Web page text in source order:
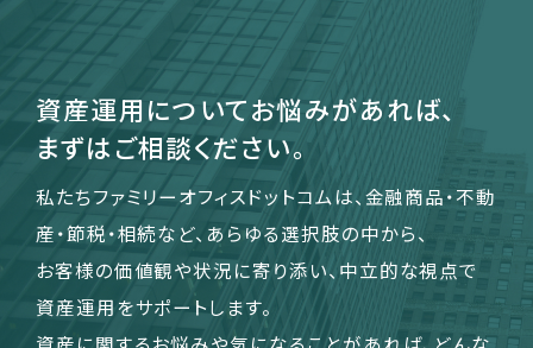
資産運用についてお悩みがあれば、
まずはご相談ください。
私たちファミリーオフィスドットコムは、金融商品・不動
産・節税・相続など、あらゆる選択肢の中から、
お客様の価値観や状況に寄り添い、中立的な視点で
資産運用をサポートします。